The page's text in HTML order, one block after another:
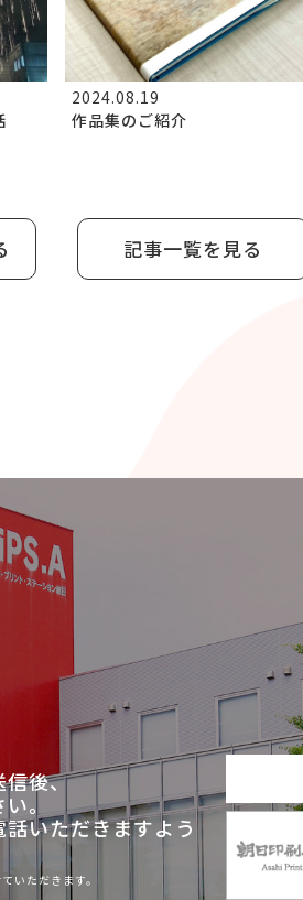
2024.08.19
作品集のご紹介
記事一覧を見る
信後、
。
いただきますよう
いただきます。